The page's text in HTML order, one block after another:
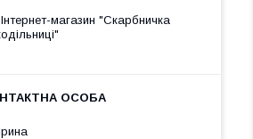
Інтернет-магазин "Скарбничка